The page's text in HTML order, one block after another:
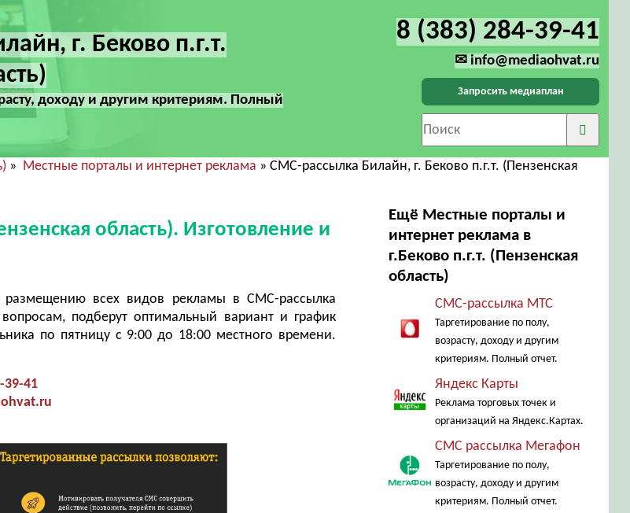
г. Беково п.г.т.
доходу и другим критериям. Полный
8 (383) 284-39-41
✉ info@mediaohvat.ru
Запросить медиаплан
» Местные порталы и интернет реклама » СМС-рассылка Билайн, г. Беково п.г.т. (Пензенская
область). Изготовление и
размещению всех видов рекламы в СМС-рассылка
подберут оптимальный вариант и график
по пятницу с 9:00 до 18:00 местного времени.
39-41
Ещё Местные порталы и
интернет реклама в
г.Беково п.г.т. (Пензенская
область)
СМС-рассылка МТС
Таргетирование по полу,
возрасту, доходу и другим
критериям. Полный отчет.
Яндекс Карты
Реклама торговых точек и
организаций на Яндекс.Картах.
СМС рассылка Мегафон
Таргетирование по полу,
возрасту, доходу и другим
критериям. Полный отчет.